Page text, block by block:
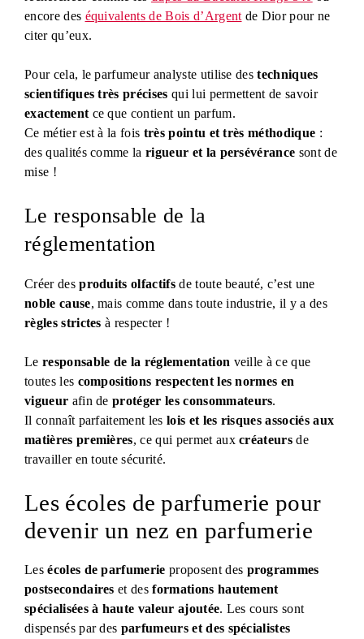
encore des équivalents de Bois d’Argent de Dior pour ne
citer qu’eux.
Pour cela, le parfumeur analyste utilise destechniques
scientifiques très précises qui lui permettent de savoir
exactement ce que contient un parfum.
Ce métier est à la fois très pointu et très méthodique :
des qualités comme larigueur et la persévérance sont de
mise !
Le responsable de la
réglementation
Créer desproduits olfactifsde toute beauté, c’est une
noble cause, mais comme dans toute industrie, il y a des
règles strictes à respecter !
Le responsable de la réglementation veille à ce que
toutes les compositions respectent les normes en
vigueur afin deprotéger les consommateurs.
Il connaît parfaitement les lois et les risques associés aux
matières premières, ce qui permet auxcréateurs de
travailler en toute sécurité.
Les écoles de parfumerie pour
devenir un nez en parfumerie
Lesécoles de parfumerie proposent des programmes
postsecondaires et desformations hautement
spécialisées à haute valeur ajoutée. Les cours sont
dispensés par des parfumeurs et des spécialistes